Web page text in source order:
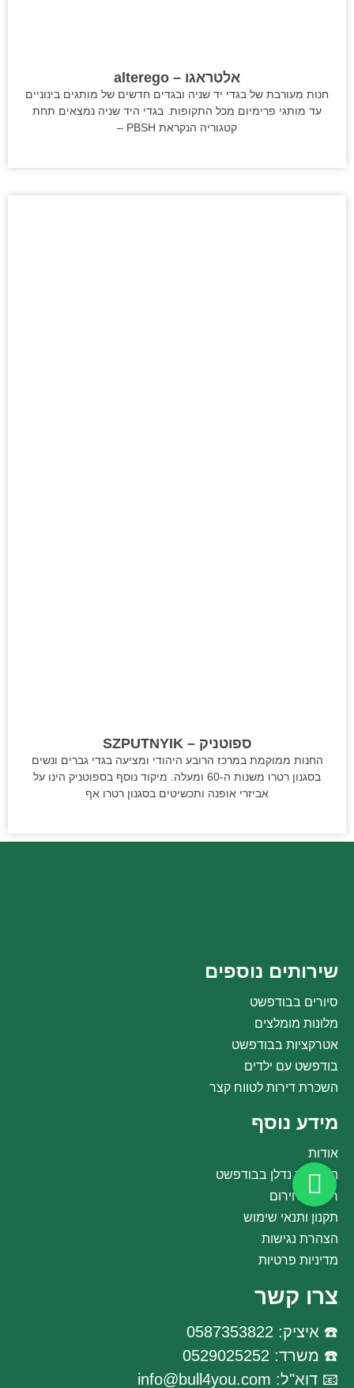
אלטראגו – alterego
חנות מעורבת של בגדי יד שניה ובגדים חדשים של מותגים בינוניים
עד מותגי פרימיום מכל התקופות. בגדי היד שניה נמצאים תחת
קטגוריה הנקראת PBSH –
ספוטניק – SZPUTNYIK
החנות ממוקמת במרכז הרובע היהודי ומציעה בגדי גברים ונשים
בסגנון רטרו משנות ה-60 ומעלה. מיקוד נוסף בספוטניק הינו על
אביזרי אופנה ותכשיטים בסגנון רטרו אף
שירותים נוספים
סיורים בבודפשט
מלונות מומלצים
אטרקציות בבודפשט
בודפשט עם ילדים
השכרת דירות לטווח קצר
מידע נוסף
אודות
השקעות נדלן בבודפשט
רפואת חירום
תקנון ותנאי שימוש
הצהרת נגישות
מדיניות פרטיות
צרו קשר
☎️ איציק: 0587353822
☎️ משרד: 0529025252
📧 דוא"ל: info@bull4you.com